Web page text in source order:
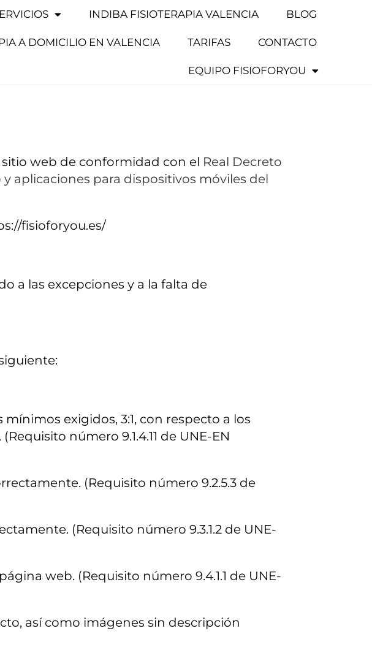
INDIBA FISIOTERAPIA VALENCIA BLOG
A DOMICILIO EN VALENCIA TARIFAS CONTACTO
EQUIPO FISIOFORYOU
web de conformidad con el Real Decreto
y aplicaciones para dispositivos móviles del
fisioforyou.es/
a las excepciones y a la falta de
exigidos, 3:1, con respecto a los
número 9.1.4.11 de UNE-EN
(Requisito número 9.2.5.3 de
(Requisito número 9.3.1.2 de UNE-
web. (Requisito número 9.4.1.1 de UNE-
así como imágenes sin descripción